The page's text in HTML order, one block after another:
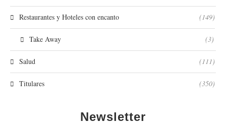
Restaurantes y Hoteles con encanto (149)
Take Away (3)
Salud (111)
Titulares (350)
Newsletter